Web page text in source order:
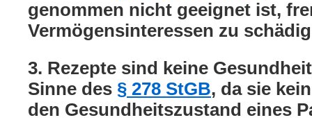
genommen nicht geeignet ist,
Vermögensinteressen zu
3. Rezepte sind keine
Sinne des § 278 StGB, da sie
den Gesundheitszustand eines